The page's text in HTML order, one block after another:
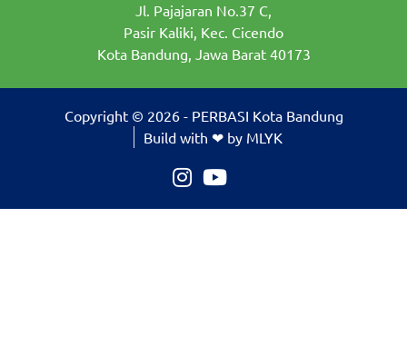
Jl. Pajajaran No.37 C,
Pasir Kaliki, Kec. Cicendo
Kota Bandung, Jawa Barat 40173
Copyright © 2026 - PERBASI Kota Bandung
Build with ❤ by MLYK